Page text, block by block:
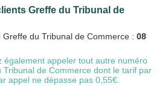
Greffe du Tribunal de
Greffe du Tribunal de Commerce :08
également appeler tout autre numéro
Tribunal de Commerce dont le tarif par
appel ne dépasse pas 0,55€.